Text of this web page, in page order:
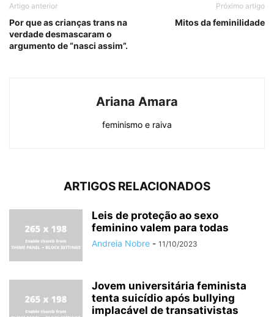
Artigo anterior
Por que as crianças trans na
verdade desmascaram o
argumento de “nasci assim”.
Próximo artigo
Mitos da feminilidade
Ariana Amara
feminismo e raiva
ARTIGOS RELACIONADOS
Leis de proteção ao sexo
feminino valem para todas
Andreia Nobre - 11/10/2023
Jovem universitária feminista
tenta suicídio após bullying
implacável de transativistas